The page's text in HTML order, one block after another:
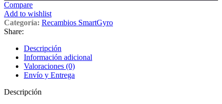
Compare
Add to wishlist
Categoría: Recambios SmartGyro
Share:
Descripción
Información adicional
Valoraciones (0)
Envío y Entrega
Descripción